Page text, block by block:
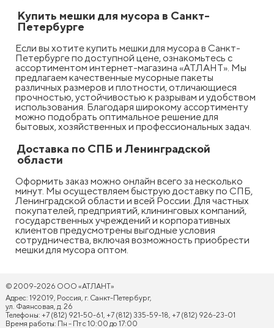
Купить мешки для мусора в Санкт-
Петербурге
Если вы хотите купить мешки для мусора в Санкт-
Петербурге по доступной цене, ознакомьтесь с
ассортиментом интернет-магазина «АТЛАНТ». Мы
предлагаем качественные мусорные пакеты
различных размеров и плотности, отличающиеся
прочностью, устойчивостью к разрывам и удобством
использования. Благодаря широкому ассортименту
можно подобрать оптимальное решение для
бытовых, хозяйственных и профессиональных задач.
Доставка по СПБ и Ленинградской
области
Оформить заказ можно онлайн всего за несколько
минут. Мы осуществляем быструю доставку по СПБ,
Ленинградской области и всей России. Для частных
покупателей, предприятий, клининговых компаний,
государственных учреждений и корпоративных
клиентов предусмотрены выгодные условия
сотрудничества, включая возможность приобрести
мешки для мусора оптом.
© 2009-2026 ООО «АТЛАНТ»
Адрес: 192019, Россия, г. Санкт-Петербург,
ул. Фаянсовая, д. 26
Телефоны: +7 (812) 921-50-61, +7 (812) 335-59-18, +7 (812) 926-23-01
Время работы: Пн - Пт с 10:00 до 17:00